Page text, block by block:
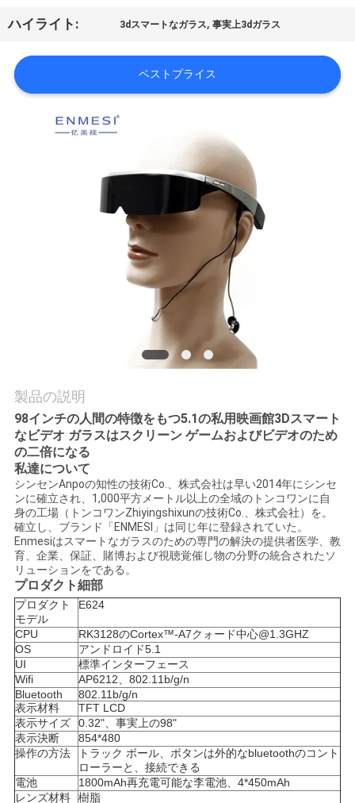
行
品
質
合
引
用
を
要
求
し
な
さ
い
SHOPPING
ONLINE
ハイライト: 3dスマートなガラス,事実上3dガラス
ベストプライス
製品の説明
98インチの人間の特徴をもつ5.1の私用映画館3Dスマート
なビデオ ガラスはスクリーン ゲームおよびビデオのため
の二倍になる
私達について
シンセンAnpoの知性の技術Co.、株式会社は早い2014年にシンセ
ンに確立され、1,000平方メートル以上の全域のトンコワンに自
身の工場（トンコワンZhiyingshixunの技術Co.、株式会社）を。
確立し、ブランド「ENMESI」は同じ年に登録されていた。
Enmesiはスマートなガラスのための専門の解決の提供者医学、教
育、企業、保証、賭博および視聴覚催し物の分野の統合されたソ
リューションをである。
プロダクト細部
プロダクト
モデル
E624
CPU
RK3128のCortex™-A7クォード中心@1.3GHZ
OS
アンドロイド5.1
UI
標準インターフェース
Wifi
AP6212、802.11b/g/n
Bluetooth
802.11b/g/n
表示材料
TFT LCD
表示サイズ
0.32"、事実上の98"
表示決断
854*480
操作の方法
トラック ボール、ボタンは外的なbluetoothのコント
ローラーと、接続できる
電池
1800mAh再充電可能な李電池、4*450mAh
レンズ材料
樹脂